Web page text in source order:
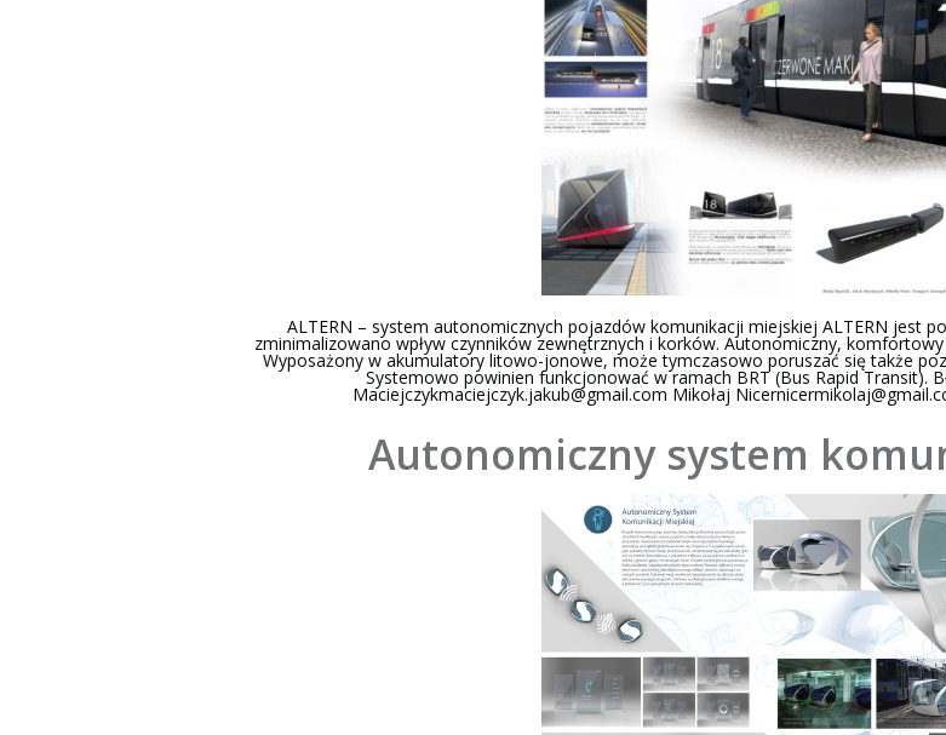
ALTERN – system autonomicznych pojazdów komunikacji miejskiej ALTERN jest
zminimalizowano wpływ czynników zewnętrznych i korków. Autonomiczny,
Wyposażony w akumulatory litowo-jonowe, może tymczasowo poruszać się także
Systemowo powinien funkcjonować w ramach BRT (Bus Rapid Transit).
Maciejczykmaciejczyk.jakub@gmail.com Mikołaj
Autonomiczny system